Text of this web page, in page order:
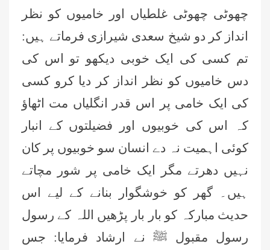
چھوٹی چھوٹی غلطیاں اور خامیوں کو نظر
انداز کر دو شیخ سعدی شیرازی فرماتے ہیں:
تم کسی کی ایک خوبی دیکھو تو اس کی
دس خامیوں کو نظر انداز کر دیا کرو کسی
کی ایک خامی پر اس قدر انگلیاں مت اٹھاؤ
کہ اس کی خوبیوں اور فضیلتوں کے انبار
کوئی اہمیت نہ دے انسان سو خوبیوں پر کان
نہیں دھرتے مگر ایک خامی پر شور مچاتے
ہیں۔ گھر کو خوشگوار بنانے کے لیے اس
حدیث مبارکہ کو بار بار پڑھیں اللہ کے رسول
رسول مقبول ﷺ نے ارشاد فرمایا: جس